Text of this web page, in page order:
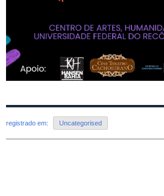
registrado em: Uncategorised